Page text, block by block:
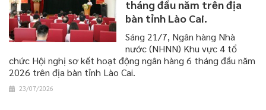
tháng đầu năm trên địa
bàn tỉnh Lào Cai.
Sáng 21/7, Ngân hàng Nhà
nước (NHNN) Khu vực 4 tổ
chức Hội nghị sơ kết hoạt động ngân hàng 6 tháng đầu năm
2026 trên địa bàn tỉnh Lào Cai.
23/07/2026